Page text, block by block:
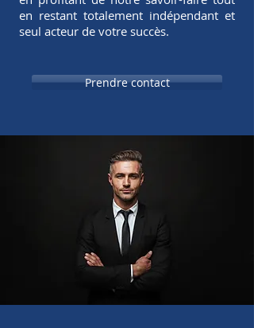
en restant totalement indépendant et
seul acteur de votre succès.
Prendre contact